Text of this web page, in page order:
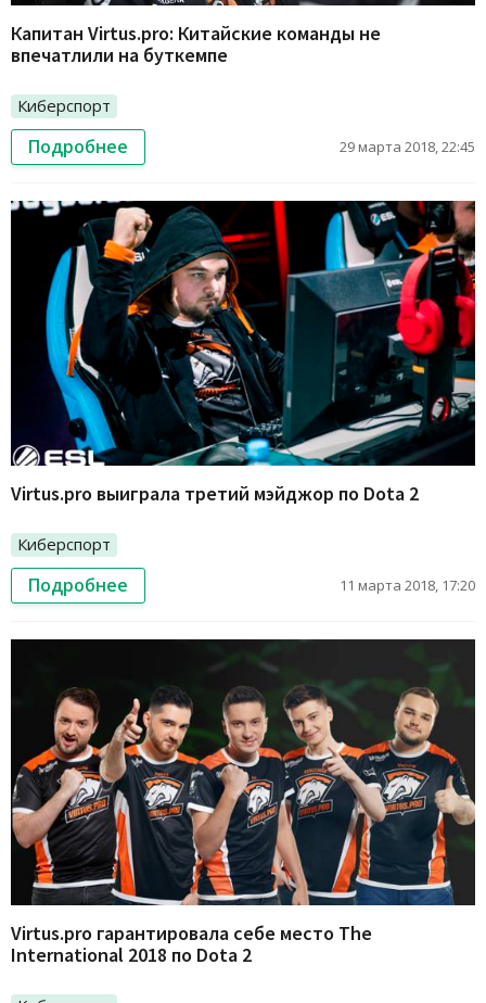
Капитан Virtus.pro: Китайские команды не
впечатлили на буткемпе
Киберспорт
Подробнее 29 марта 2018, 22:45
Virtus.pro выиграла третий мэйджор по Dota 2
Киберспорт
Подробнее 11 марта 2018, 17:20
Virtus.pro гарантировала себе место The
International 2018 по Dota 2